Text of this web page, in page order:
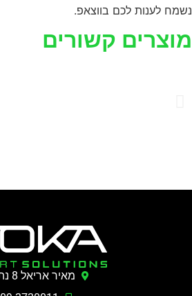
נשמח לענות לכם בווצאפ.
מוצרים קשורים
מאיר אריאל 8 נתניה